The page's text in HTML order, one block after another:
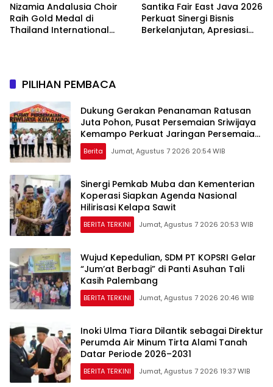
Nizamia Andalusia Choir
Raih Gold Medal di
Thailand International
Santika Fair East Java 2026
Perkuat Sinergi Bisnis
Berkelanjutan, Apresiasi
PILIHAN PEMBACA
Dukung Gerakan Penanaman Ratusan
Juta Pohon, Pusat Persemaian Sriwijaya
Kemampo Perkuat Jaringan Persemaian
Nasional*
Berita Jumat, Agustus 7 2026 20:54 WIB
Sinergi Pemkab Muba dan Kementerian
Koperasi Siapkan Agenda Nasional
Hilirisasi Kelapa Sawit
BERITA TERKINI Jumat, Agustus 7 2026 20:53 WIB
Wujud Kepedulian, SDM PT KOPSRI Gelar
“Jum’at Berbagi” di Panti Asuhan Tali
Kasih Palembang
BERITA TERKINI Jumat, Agustus 7 2026 20:46 WIB
Inoki Ulma Tiara Dilantik sebagai Direktur
Perumda Air Minum Tirta Alami Tanah
Datar Periode 2026–2031
BERITA TERKINI Jumat, Agustus 7 2026 19:37 WIB